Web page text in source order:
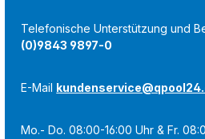
Telefonische Unterstützung und
(0)9843 9897-0
E-Mail
Mo.- Do. 08:00-16:00 Uhr & Fr.